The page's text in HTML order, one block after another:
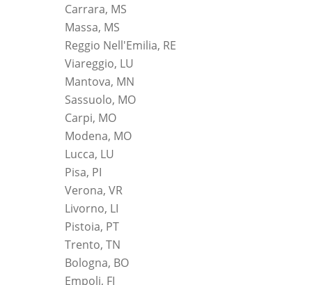
Carrara, MS
Massa, MS
Reggio Nell'Emilia, RE
Viareggio, LU
Mantova, MN
Sassuolo, MO
Carpi, MO
Modena, MO
Lucca, LU
Pisa, PI
Verona, VR
Livorno, LI
Pistoia, PT
Trento, TN
Bologna, BO
Empoli, FI